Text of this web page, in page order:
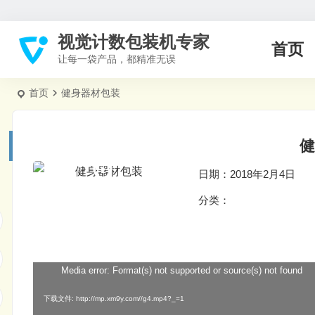
视觉计数包装机专家
让每一袋产品，都精准无误
首页
首页 健身器材包装
日期：2018年2月4日
分类：
Media error: Format(s) not supported or source(s) not found
下载文件: http://mp.xm9y.com//g4.mp4?_=1